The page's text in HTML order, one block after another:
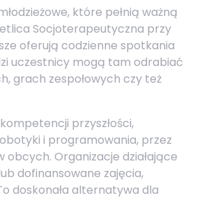
które pełnią ważną
Socjoterapeutyczna przy
oferują codzienne spotkania
uczestnicy mogą tam odrabiać
grach zespołowych czy też
przyszłości,
i programowania, przez
Organizacje działające
dofinansowane zajęcia,
doskonała alternatywa dla